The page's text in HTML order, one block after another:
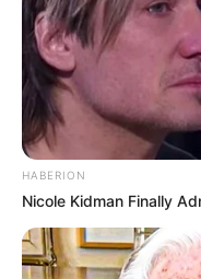
HABERION
Nicole Kidman Finally